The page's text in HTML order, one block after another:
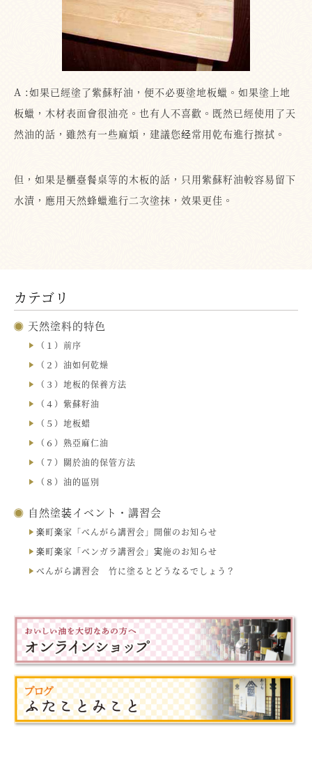
A :如果已經塗了紫蘇籽油，便不必要塗地板蠟。如果塗上地
板蠟，木材表面會很油亮。也有人不喜歡。既然已經使用了天
然油的話，雖然有一些麻煩，建議您经常用乾布進行擦拭。
但，如果是櫃臺餐桌等的木板的話，只用紫蘇籽油較容易留下
水漬，應用天然蜂蠟進行二次塗抹，效果更佳。
カテゴリ
天然塗料的特色
（１）前序
（２）油如何乾燥
（３）地板的保養方法
（４）紫蘇籽油
（５）地板蜡
（６）熟亞麻仁油
（７）關於油的保管方法
（８）油的區別
自然塗装イベント・講習会
楽町楽家「べんがら講習会」開催のお知らせ
楽町楽家「ベンガラ講習会」実施のお知らせ
べんがら講習会 竹に塗るとどうなるでしょう？